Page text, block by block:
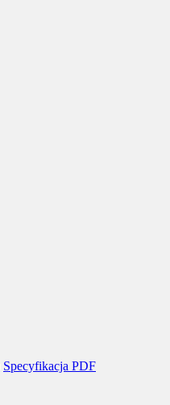
Specyfikacja PDF